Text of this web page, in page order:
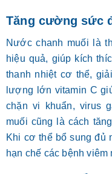
Tăng cường sức
Nước chanh muối là
hiệu quả, giúp kích
thanh nhiệt cơ thể,
lượng lớn vitamin C
chặn vi khuẩn, virus
muối cũng là cách
Khi cơ thể bổ sung đủ
hạn chế các bệnh viêm